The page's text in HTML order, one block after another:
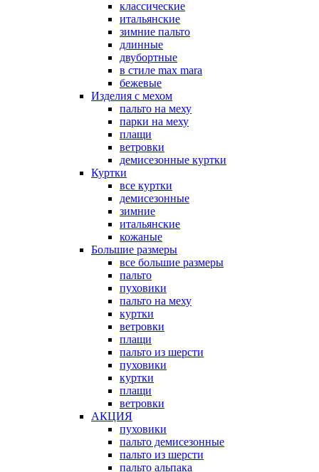
классические
итальянские
зимние пальто
длинные
двубортные
в стиле max mara
бежевые
Изделия с мехом
пальто на меху
парки на меху
плащи
ветровки
демисезонные куртки
Куртки
все куртки
демисезонные
зимние
итальянские
кожаные
Большие размеры
все большие размеры
пальто
пуховики
пальто на меху
куртки
ветровки
плащи
пальто из шерсти
пуховики
куртки
плащи
ветровки
АКЦИЯ
пуховики
пальто демисезонные
пальто из шерсти
пальто альпака